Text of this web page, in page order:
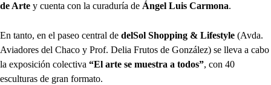
de Arte y cuenta con la curaduría de Ángel Luis Carmona.
En tanto, en el paseo central de delSol Shopping & Lifestyle (Avda.
Aviadores del Chaco y Prof. Delia Frutos de González) se lleva a cabo
la exposición colectiva “El arte se muestra a todos”, con 40
esculturas de gran formato.